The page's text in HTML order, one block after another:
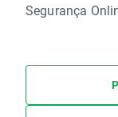
Segurança